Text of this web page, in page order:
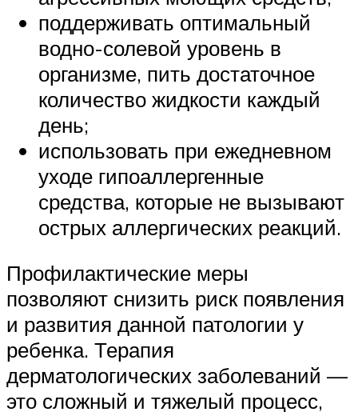
поддерживать оптимальный
водно-солевой уровень в
организме, пить достаточное
количество жидкости каждый
день;
использовать при ежедневном
уходе гипоаллергенные
средства, которые не вызывают
острых аллергических реакций.
Профилактические меры
позволяют снизить риск появления
и развития данной патологии у
ребенка. Терапия
дерматологических заболеваний —
это сложный и тяжелый процесс,